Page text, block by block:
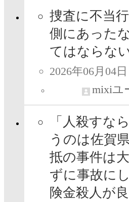
捜査に不当
側にあった
てはならない
2026年06月04
mixiユ
「人殺すな
うのは佐賀
抵の事件は
ずに事故に
険金殺人が良